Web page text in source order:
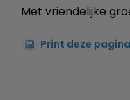
Met vriendelijke
Print deze pagina